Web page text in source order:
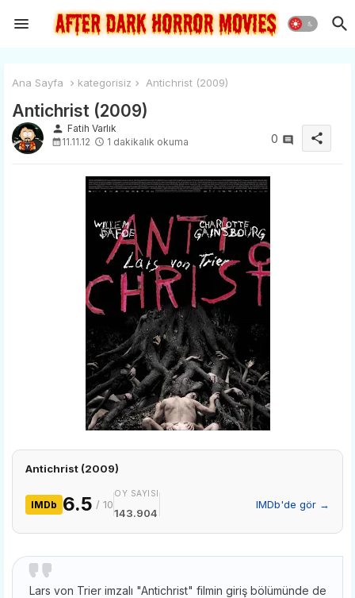
Ana Sayfa kategorisiz Antichrist (2009)
Antichrist (2009)
person Fatih Varlık
11.11.12
1 dakikalık okuma 0 share
Antichrist (2009)
IMDb 6.5 / 10
OY SAYISI
143.904
IMDb'de gör →
Lars von Trier imzalı "Antichrist" filmin giriş bölümünde de